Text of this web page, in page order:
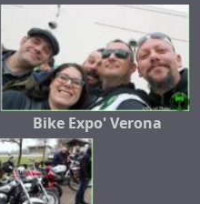
Bike Expo' Verona